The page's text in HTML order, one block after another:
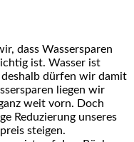
dass Wassersparen
ist. Wasser ist
dürfen wir damit
liegen wir
weit vorn. Doch
Reduzierung unseres
steigen.